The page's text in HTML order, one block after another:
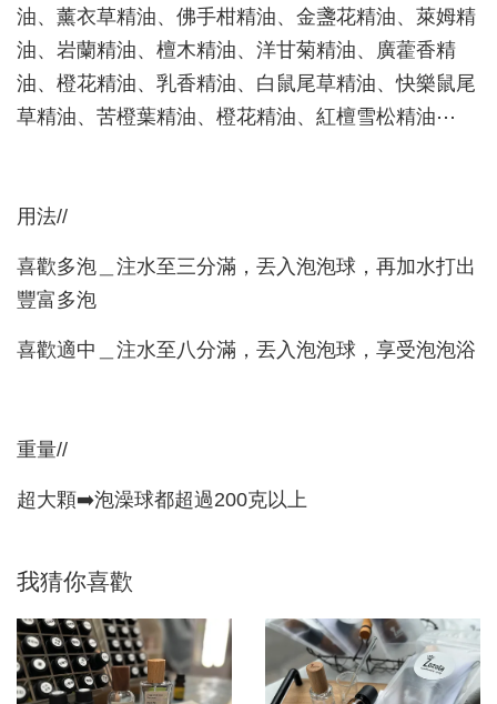
油、薰衣草精油、佛手柑精油、金盞花精油、萊姆精
油、岩蘭精油、檀木精油、洋甘菊精油、廣藿香精
油、橙花精油、乳香精油、白鼠尾草精油、快樂鼠尾
草精油、苦橙葉精油、橙花精油、紅檀雪松精油⋯
用法//
喜歡多泡＿注水至三分滿，丟入泡泡球，再加水打出
豐富多泡
喜歡適中＿注水至八分滿，丟入泡泡球，享受泡泡浴
重量//
超大顆➡️泡澡球都超過200克以上
我猜你喜歡